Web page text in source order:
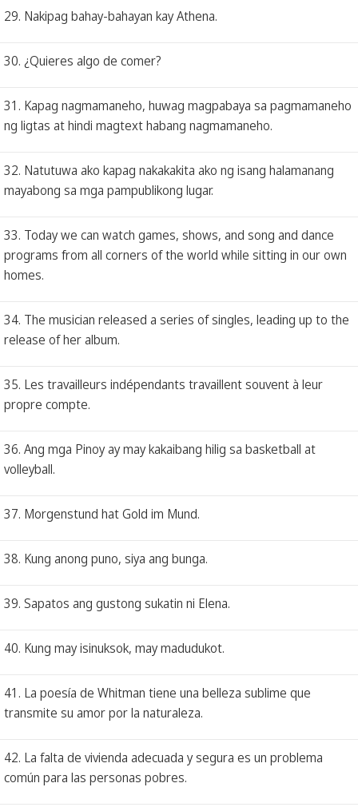
29. Nakipag bahay-bahayan kay Athena.
30. ¿Quieres algo de comer?
31. Kapag nagmamaneho, huwag magpabaya sa pagmamaneho
ng ligtas at hindi magtext habang nagmamaneho.
32. Natutuwa ako kapag nakakakita ako ng isang halamanang
mayabong sa mga pampublikong lugar.
33. Today we can watch games, shows, and song and dance
programs from all corners of the world while sitting in our own
homes.
34. The musician released a series of singles, leading up to the
release of her album.
35. Les travailleurs indépendants travaillent souvent à leur
propre compte.
36. Ang mga Pinoy ay may kakaibang hilig sa basketball at
volleyball.
37. Morgenstund hat Gold im Mund.
38. Kung anong puno, siya ang bunga.
39. Sapatos ang gustong sukatin ni Elena.
40. Kung may isinuksok, may madudukot.
41. La poesía de Whitman tiene una belleza sublime que
transmite su amor por la naturaleza.
42. La falta de vivienda adecuada y segura es un problema
común para las personas pobres.